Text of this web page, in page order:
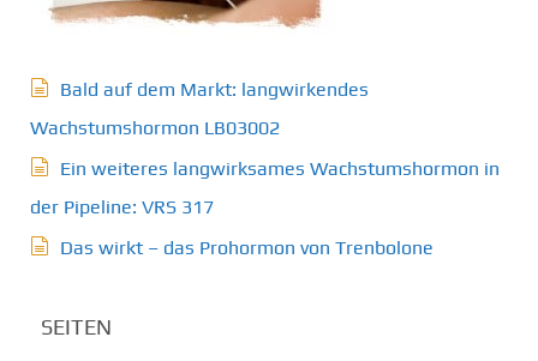
Bald auf dem Markt: langwirkendes
Wachstumshormon LB03002
Ein weiteres langwirksames Wachstumshormon in
der Pipeline: VRS 317
Das wirkt – das Prohormon von Trenbolone
SEITEN